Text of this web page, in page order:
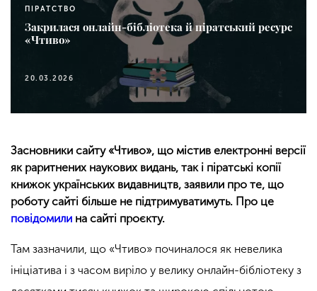
ПІРАТСТВО
Закрилася онлайн-бібліотека й піратський ресурс
«Чтиво»
20.03.2026
Засновники сайту «Чтиво», що містив електронні версії
як раритнених наукових видань, так і піратські копії
книжок українських видавництв, заявили про те, що
роботу сайті більше не підтримуватимуть. Про це
повідомили на сайті проєкту.
Там зазначили, що «Чтиво» починалося як невелика
ініціатива і з часом виріло у велику онлайн-бібліотеку з